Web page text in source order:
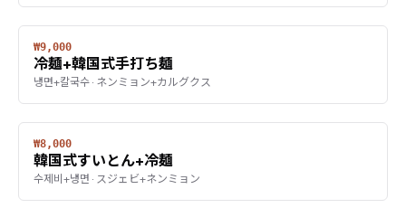
₩9,000
冷麺+韓国式手打ち麺
냉면+칼국수 · ネンミョン+カルグクス
₩8,000
韓国式すいとん+冷麺
수제비+냉면 · スジェビ+ネンミョン